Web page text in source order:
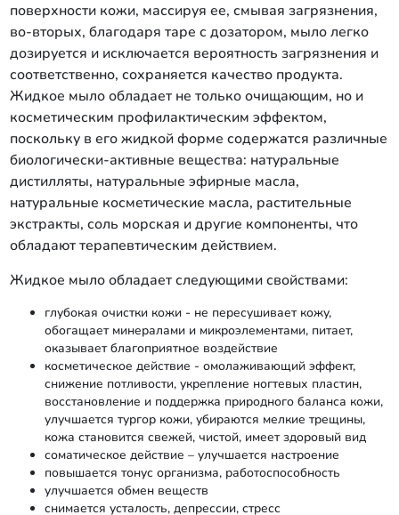
поверхности кожи, массируя ее, смывая загрязнения,
во-вторых, благодаря таре с дозатором, мыло легко
дозируется и исключается вероятность загрязнения и
соответственно, сохраняется качество продукта.
Жидкое мыло обладает не только очищающим, но и
косметическим профилактическим эффектом,
поскольку в его жидкой форме содержатся различные
биологически-активные вещества: натуральные
дистилляты, натуральные эфирные масла,
натуральные косметические масла, растительные
экстракты, соль морская и другие компоненты, что
обладают терапевтическим действием.
Жидкое мыло обладает следующими свойствами:
глубокая очистки кожи - не пересушивает кожу,
обогащает минералами и микроэлементами, питает,
оказывает благоприятное воздействие
косметическое действие - омолаживающий эффект,
снижение потливости, укрепление ногтевых пластин,
восстановление и поддержка природного баланса кожи,
улучшается тургор кожи, убираются мелкие трещины,
кожа становится свежей, чистой, имеет здоровый вид
соматическое действие – улучшается настроение
повышается тонус организма, работоспособность
улучшается обмен веществ
снимается усталость, депрессии, стресс